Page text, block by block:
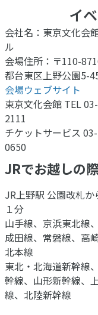
イ
会社名：東京文化会
ル
会場住所：〒110-
都台東区上野公園5-
会場ウェブサイト
東京文化会館 TEL
2111
チケットサービス
0650
JRでお越しの
JR上野駅 公園改札か
１分
山手線、京浜東北線
成田線、常磐線、高
北本線
東北・北海道新幹線
幹線、山形新幹線、
線、北陸新幹線